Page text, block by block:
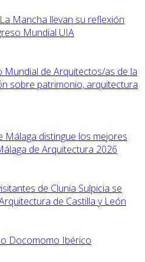
Mancha llevan su reflexión
Mundial UIA
Mundial de Arquitectos/as de la
sobre patrimonio, arquitectura
Málaga distingue los mejores
de Arquitectura 2026
de Clunia Sulpicia se
de Castilla y León
Docomomo Ibérico